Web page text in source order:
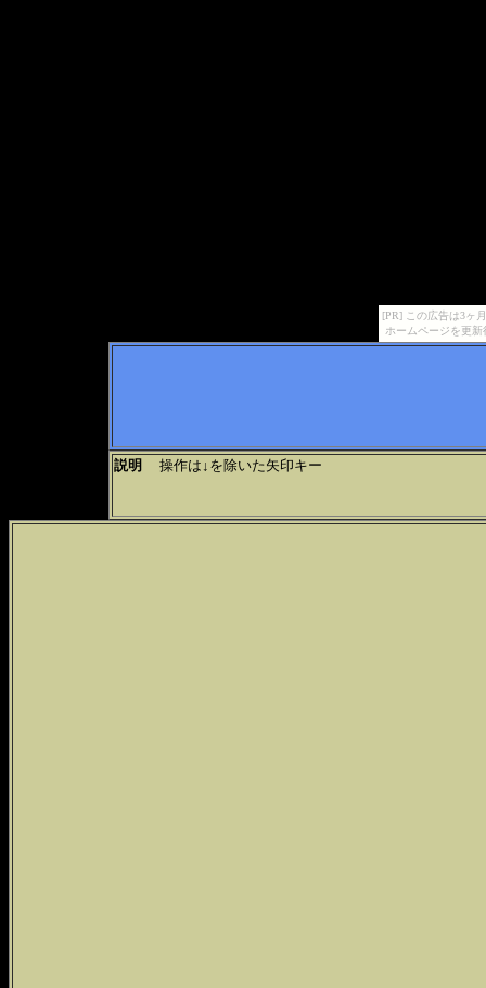
[PR] この広告は3ヶ
ホームページを更
説明 操作は↓を除いた矢印キー